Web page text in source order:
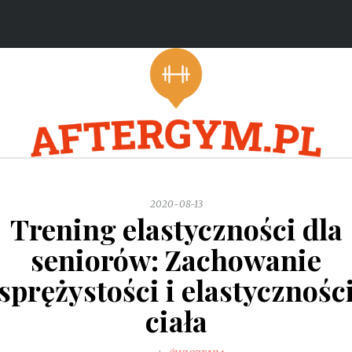
2020-08-13
Trening elastyczności dla
seniorów: Zachowanie
sprężystości i
ciała